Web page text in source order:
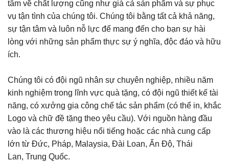
tâm về chất lượng cũng như giá cả sản phẩm và sự phục
vụ tận tình của chúng tôi. Chúng tôi bằng tất cả khả năng,
sự tận tâm và luôn nỗ lực để mang đến cho bạn sự hài
lòng với những sản phẩm thực sự ý nghĩa, độc đáo và hữu
ích.
Chúng tôi có đội ngũ nhân sự chuyên nghiệp, nhiều năm
kinh nghiệm trong lĩnh vực quà tặng, có đội ngũ thiết kế tài
năng, có xưởng gia công chế tác sản phẩm (có thể in, khắc
Logo và chữ đề tặng theo yêu cầu). Với nguồn hàng đầu
vào là các thương hiệu nổi tiếng hoặc các nhà cung cấp
lớn từ Đức, Pháp, Malaysia, Đài Loan, Ấn Độ, Thái
Lan, Trung Quốc.